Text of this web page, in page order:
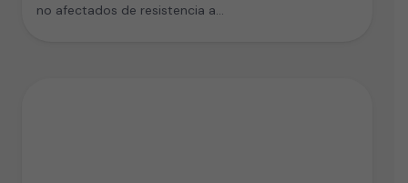
no afectados de resistencia a…